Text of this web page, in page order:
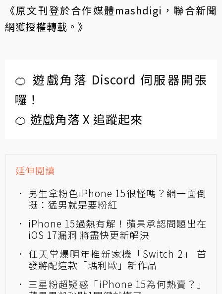
《原文刊登於合作媒體mashdigi ，聯合新聞
網獲授權轉載。》
🍊 遊戲角落 Discord 伺服器開張
囉！
🍊 遊戲角落 X 追蹤起來
延伸閱讀
男生拿粉色iPhone 15很怪嗎？網一面倒
挺：猛男就是要粉紅
iPhone 15過熱有解！蘋果承認問題出在
iOS 17漏洞 將盡快更新解決
任天堂爆明年推新家機「Switch 2」 首
發將配這款「瑪利歐」新作品
三星粉超疑惑「iPhone 15為何熱賣？」